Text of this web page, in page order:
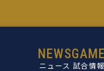
NEWS
ニュース
GAME
試合情報